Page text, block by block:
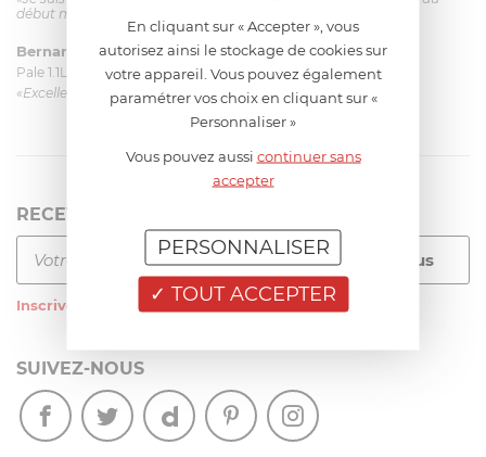
début mais ça le fait. La livraison a été très rapide. ...»
Bernard le 23/06/2026 à 09:43
Pale 1.1L pour Glacier Magimix 11031/121/123/124
«Excellent: produit et livraison»
RECEVEZ LA NEWSLETTER
Inscrivez-vous à notre newsletter
SUIVEZ-NOUS
En cliquant sur « Accepter », vous
autorisez ainsi le stockage de cookies sur
votre appareil. Vous pouvez également
paramétrer vos choix en cliquant sur «
Personnaliser »
Vous pouvez aussi continuer sans
accepter
TOUT ACCEPTER
PERSONNALISER